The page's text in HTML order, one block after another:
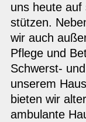
uns heute auf
stützen.
wir auch
Pflege und
Schwerst-
unserem
bieten wir
ambulante